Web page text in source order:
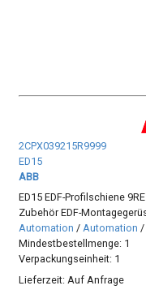
2CPX039215R9999
ED15
ABB
ED15 EDF-Profilschiene
Zubehör EDF-
Automation /Automation
Mindestbestellmenge: 1
Verpackungseinheit: 1
Lieferzeit: Auf Anfrage